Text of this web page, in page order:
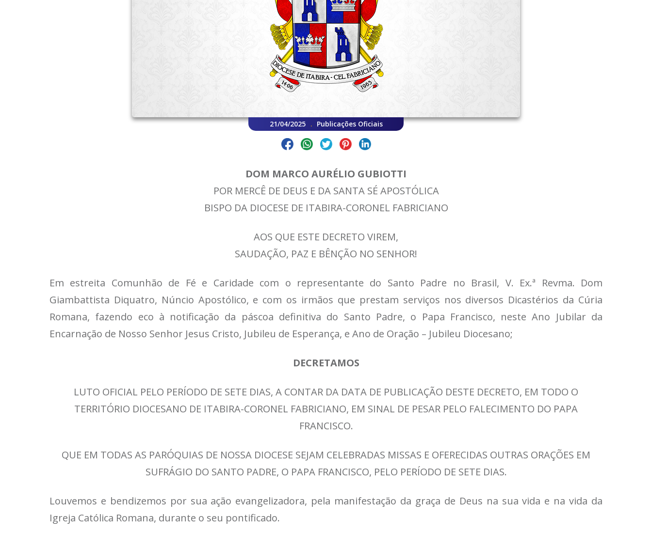
21/04/2025 . Publicações Oficiais
DOM MARCO AURÉLIO GUBIOTTI
POR MERCÊ DE DEUS E DA SANTA SÉ APOSTÓLICA
BISPO DA DIOCESE DE ITABIRA-CORONEL FABRICIANO
AOS QUE ESTE DECRETO VIREM,
SAUDAÇÃO, PAZ E BÊNÇÃO NO SENHOR!
Em estreita Comunhão de Fé e Caridade com o representante do Santo Padre no Brasil, V. Ex.ª Revma. Dom
Giambattista Diquatro, Núncio Apostólico, e com os irmãos que prestam serviços nos diversos Dicastérios da Cúria
Romana, fazendo eco à notificação da páscoa definitiva do Santo Padre, o Papa Francisco, neste Ano Jubilar da
Encarnação de Nosso Senhor Jesus Cristo, Jubileu de Esperança, e Ano de Oração – Jubileu Diocesano;
DECRETAMOS
LUTO OFICIAL PELO PERÍODO DE SETE DIAS, A CONTAR DA DATA DE PUBLICAÇÃO DESTE DECRETO, EM TODO O
TERRITÓRIO DIOCESANO DE ITABIRA-CORONEL FABRICIANO, EM SINAL DE PESAR PELO FALECIMENTO DO PAPA
FRANCISCO.
QUE EM TODAS AS PARÓQUIAS DE NOSSA DIOCESE SEJAM CELEBRADAS MISSAS E OFERECIDAS OUTRAS ORAÇÕES EM
SUFRÁGIO DO SANTO PADRE, O PAPA FRANCISCO, PELO PERÍODO DE SETE DIAS.
Louvemos e bendizemos por sua ação evangelizadora, pela manifestação da graça de Deus na sua vida e na vida da
Igreja Católica Romana, durante o seu pontificado.